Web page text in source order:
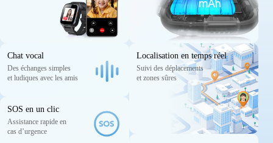
Chat vocal
Des échanges simples
et ludiques avec les amis
SOS en un clic
Assistance rapide en
cas d’urgence
Localisation en temps réel
Suivi des déplacements
et zones sûres